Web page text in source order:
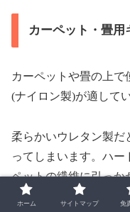
カーペット・畳用
カーペットや畳の上
(ナイロン製)が適して
柔らかいウレタン製だ
ってしまいます。ハー
ペットの繊維に引っか
使う方や、足元にラ
ホーム サイトマップ 免